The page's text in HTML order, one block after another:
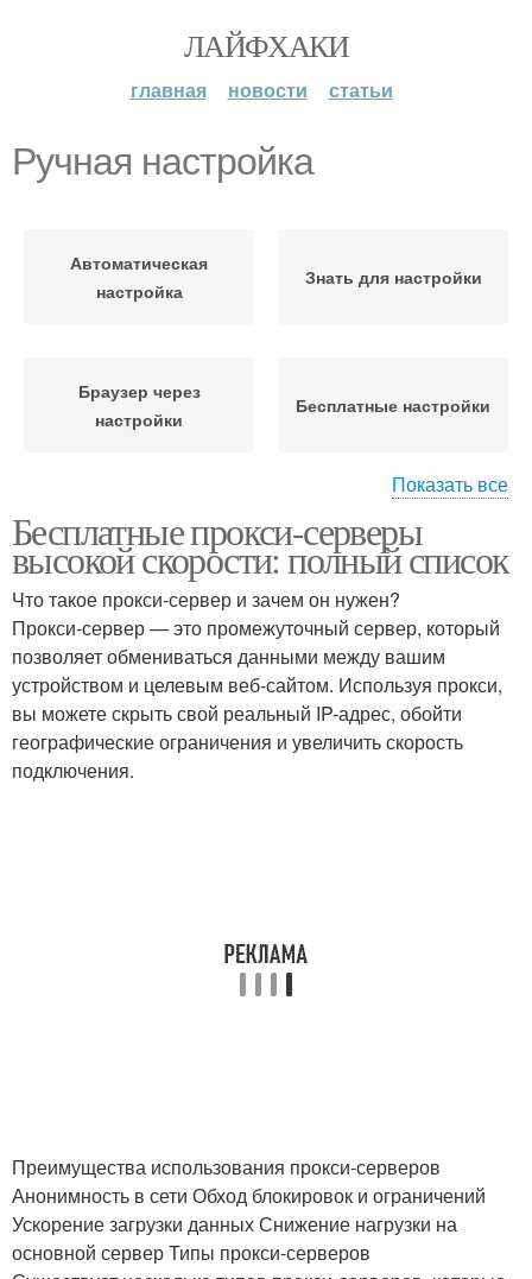
ЛАЙФХАКИ
главная новости статьи
Ручная настройка
Автоматическая
настройка
Знать для настройки
Браузер через
настройки
Бесплатные настройки
Пошаговая настройка
Показать все
Бесплатные прокси-серверы
высокой скорости: полный список
Что такое прокси-сервер и зачем он нужен?
Прокси-сервер — это промежуточный сервер, который
позволяет обмениваться данными между вашим
устройством и целевым веб-сайтом. Используя прокси,
вы можете скрыть свой реальный IP-адрес, обойти
географические ограничения и увеличить скорость
подключения.
Преимущества использования прокси-серверов
Анонимность в сети Обход блокировок и ограничений
Ускорение загрузки данных Снижение нагрузки на
основной сервер Типы прокси-серверов